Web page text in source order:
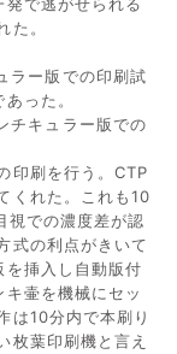
た。
ラー版での印刷試
った。
チキュラー版での
印刷を行う。CTP
くれた。これも10
視での濃度差が認
式の利点がきいて
挿入し自動版付
壷を機械にセッ
は10分内で本刷り
枚葉印刷機と言え